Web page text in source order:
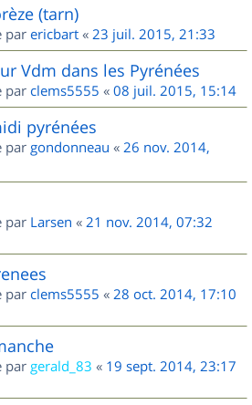
(tarn)
par ericbart « 23 juil. 2015, 21:33
Vdm dans les Pyrénées
par clems5555 « 08 juil. 2015, 15:14
pyrénées
par gondonneau « 26 nov. 2014,
par Larsen « 21 nov. 2014, 07:32
par clems5555 « 28 oct. 2014, 17:10
par gerald_83 « 19 sept. 2014, 23:17